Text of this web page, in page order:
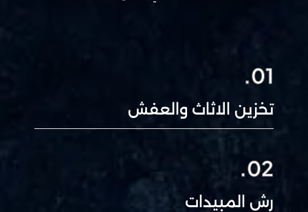
01.
تخزين الاثاث والعفش
02.
رش المبيدات